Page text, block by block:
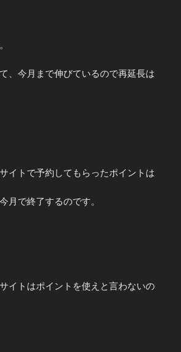
、今月まで伸びているので再延長は
イトで予約してもらったポイントは
月で終了するのです。
イトはポイントを使えと言わないの